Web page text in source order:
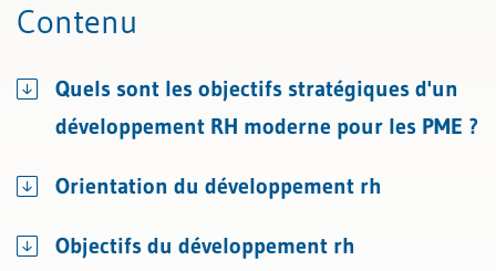
Contenu
Quels sont les objectifs stratégiques d'un
développement RH moderne pour les PME ?
Orientation du développement rh
Objectifs du développement rh